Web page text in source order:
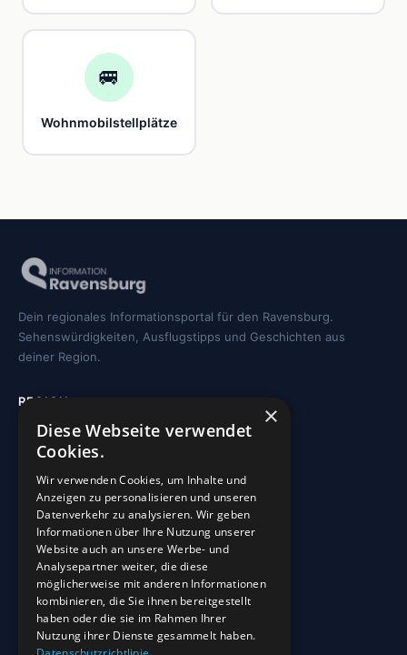
🚐
Wohnmobilstellplätze
Dein regionales Informationsportal für den Ravensburg.
Sehenswürdigkeiten, Ausflugstipps und Geschichten aus
deiner Region.
REGION
Freizeit
Sehenswürdigkeiten
Kirchen
Gewässer
Wohnmobilstellplätze
INFO
Blog
Sehenswürdigkeiten
×
Diese Webseite verwendet
Cookies.
Wir verwenden Cookies, um Inhalte und
Anzeigen zu personalisieren und unseren
Datenverkehr zu analysieren. Wir geben
Informationen über Ihre Nutzung unserer
Website auch an unsere Werbe- und
Analysepartner weiter, die diese
möglicherweise mit anderen Informationen
kombinieren, die Sie ihnen bereitgestellt
haben oder die sie im Rahmen Ihrer
Nutzung ihrer Dienste gesammelt haben.